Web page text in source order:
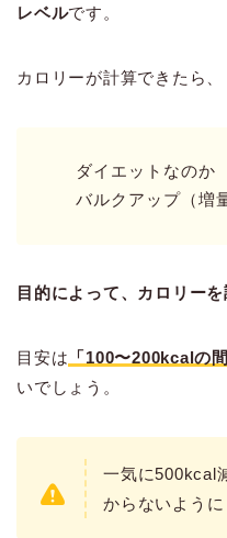
レベルです。
カロリーが計算できたら、
ダイエットなのか
バルクアップ（増
目的によって、カロリーを
目安は 「100〜200kcalの間
いでしょう。
一気に500kcal
からないように